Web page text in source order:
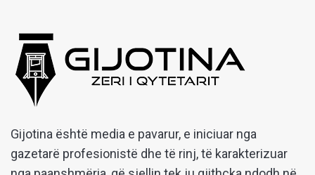
Gijotina është media e pavarur, e iniciuar nga
gazetarë profesionistë dhe të rinj, të karakterizuar